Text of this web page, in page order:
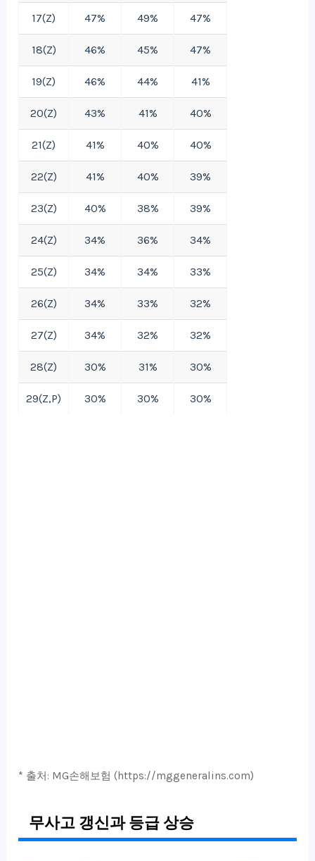
17(Z) 47% 49% 47%
18(Z) 46% 45% 47%
19(Z) 46% 44% 41%
20(Z) 43% 41% 40%
21(Z) 41% 40% 40%
22(Z) 41% 40% 39%
23(Z) 40% 38% 39%
24(Z) 34% 36% 34%
25(Z) 34% 34% 33%
26(Z) 34% 33% 32%
27(Z) 34% 32% 32%
28(Z) 30% 31% 30%
29(Z,P) 30% 30% 30%
* 출처: MG손해보험 (https://mggeneralins.com)
무사고 갱신과 등급 상승